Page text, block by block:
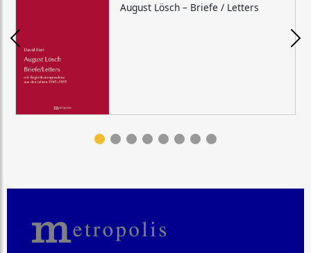
August Lösch – Briefe / Letters